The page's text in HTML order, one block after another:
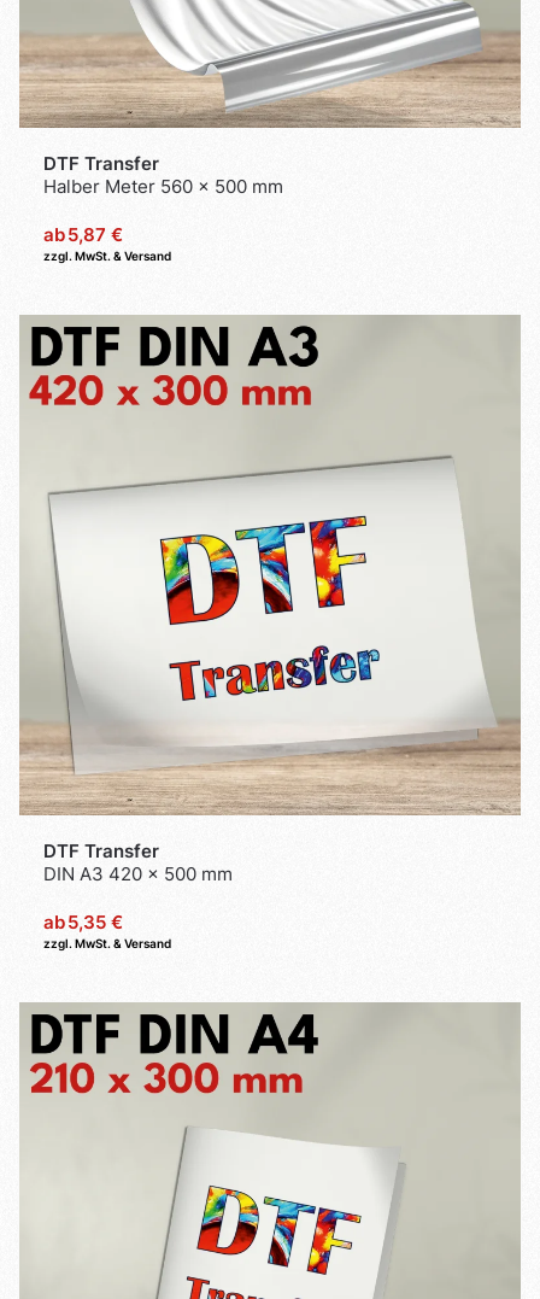
DTF Transfer
Halber Meter 560 x 500 mm
ab5,87 €
zzgl. MwSt. & Versand
DTF Transfer
DIN A3 420 x 500 mm
ab5,35 €
zzgl. MwSt. & Versand